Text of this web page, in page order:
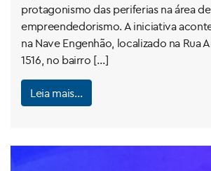
protagonismo das periferias na área
empreendedorismo. A iniciativa
na Nave Engenhão, localizado na Rua
1516, no bairro […]
Leia mais…